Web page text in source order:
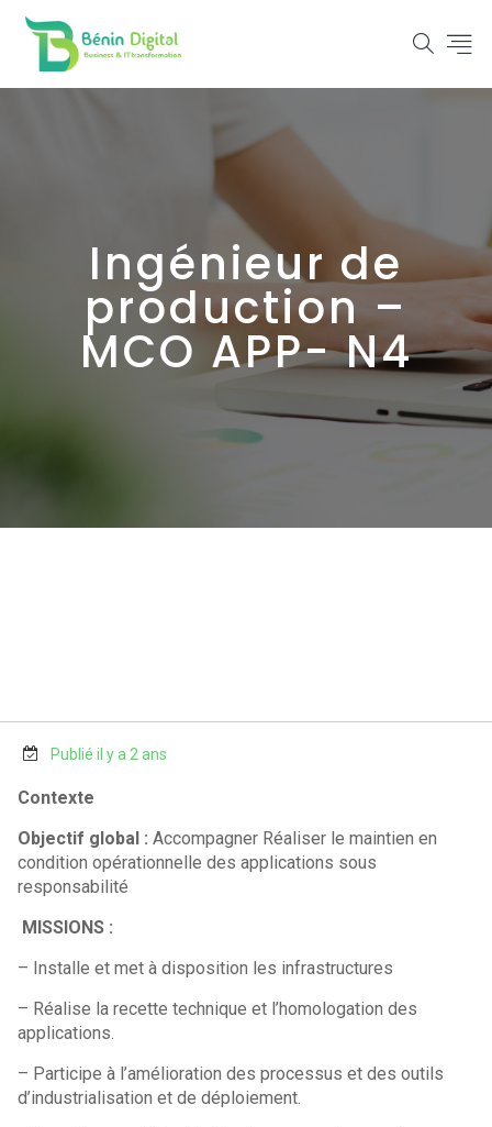
Ingénieur de
production –
MCO APP- N4
Publié il y a 2 ans
Contexte
Objectif global :Accompagner Réaliser le maintien en
condition opérationnelle des applications sous
responsabilité
MISSIONS :
– Installe et met à disposition les infrastructures
– Réalise la recette technique et l’homologation des
applications.
– Participe à l’amélioration des processus et des outils
d’industrialisation et de déploiement.